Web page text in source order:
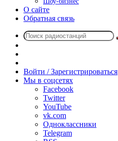
О сайте
Обратная связь
радио
Войти / Зарегистрироваться
Мы в соцсетях
Facebook
Twitter
YouTube
vk.com
Одноклассники
Telegram